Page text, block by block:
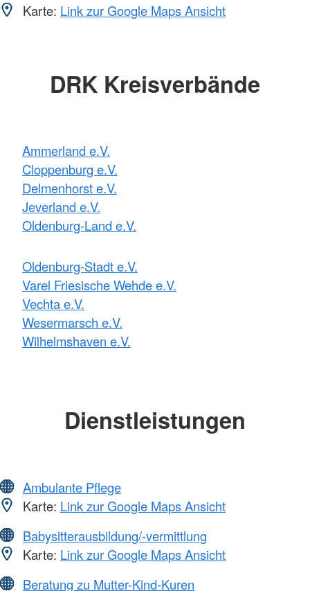
Karte: Link zur Google Maps Ansicht
DRK Kreisverbände
Ammerland e.V.
Cloppenburg e.V.
Delmenhorst e.V.
Jeverland e.V.
Oldenburg-Land e.V.
Oldenburg-Stadt e.V.
Varel Friesische Wehde e.V.
Vechta e.V.
Wesermarsch e.V.
Wilhelmshaven e.V.
Dienstleistungen
Ambulante Pflege
Karte: Link zur Google Maps Ansicht
Babysitterausbildung/-vermittlung
Karte: Link zur Google Maps Ansicht
Beratung zu Mutter-Kind-Kuren